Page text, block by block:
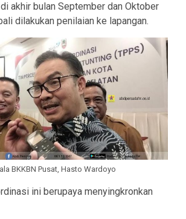
akhir bulan September dan Oktober
dilakukan penilaian ke lapangan.
BKKBN Pusat, Hasto Wardoyo
ini berupaya menyingkronkan